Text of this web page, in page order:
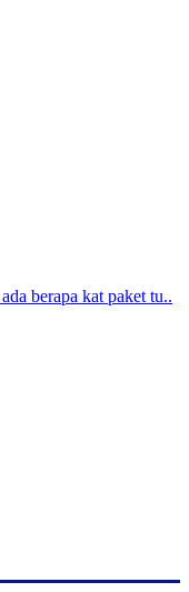
berapa kat paket tu..